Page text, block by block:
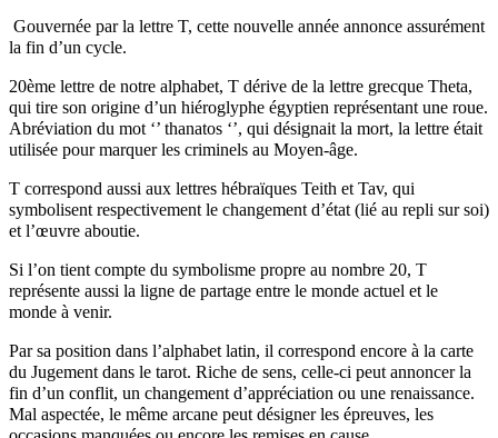
Gouvernée par la lettre T, cette nouvelle année annonce assurément
la fin d’un cycle.
20ème lettre de notre alphabet, T dérive de la lettre grecque Theta,
qui tire son origine d’un hiéroglyphe égyptien représentant une roue.
Abréviation du mot ‘’ thanatos ‘’, qui désignait la mort, la lettre était
utilisée pour marquer les criminels au Moyen-âge.
T correspond aussi aux lettres hébraïques Teith et Tav, qui
symbolisent respectivement le changement d’état (lié au repli sur soi)
et l’œuvre aboutie.
Si l’on tient compte du symbolisme propre au nombre 20, T
représente aussi la ligne de partage entre le monde actuel et le
monde à venir.
Par sa position dans l’alphabet latin, il correspond encore à la carte
du Jugement dans le tarot. Riche de sens, celle-ci peut annoncer la
fin d’un conflit, un changement d’appréciation ou une renaissance.
Mal aspectée, le même arcane peut désigner les épreuves, les